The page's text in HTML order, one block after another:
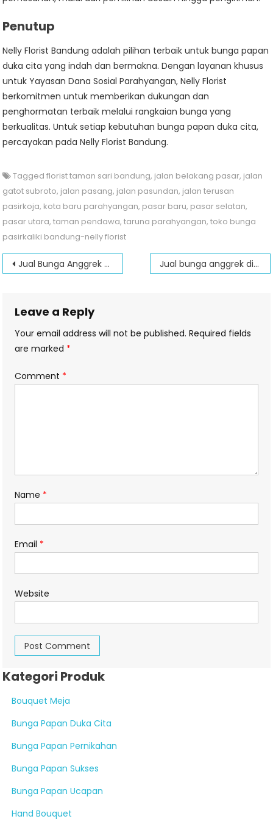
Penutup
Nelly Florist Bandung adalah pilihan terbaik untuk bunga papan
duka cita yang indah dan bermakna. Dengan layanan khusus
untuk Yayasan Dana Sosial Parahyangan, Nelly Florist
berkomitmen untuk memberikan dukungan dan
penghormatan terbaik melalui rangkaian bunga yang
berkualitas. Untuk setiap kebutuhan bunga papan duka cita,
percayakan pada Nelly Florist Bandung.
Taggedflorist taman sari bandung, jalan belakang pasar, jalan
gatot subroto, jalan pasang, jalan pasundan, jalan terusan
pasirkoja, kota baru parahyangan, pasar baru, pasar selatan,
pasar utara,taman pendawa,taruna parahyangan,toko bunga
pasirkaliki bandung-nelly florist
Post
Jual Bunga Anggrek di jalan Garuda Jual bunga anggrek di jalan Cihideung
Leave a Reply
Your email address will not be published. Required fields
are marked *
Comment *
Name *
Email *
Website
Kategori Produk
Bouquet Meja
Bunga Papan Duka Cita
Bunga Papan Pernikahan
Bunga Papan Sukses
Bunga Papan Ucapan
Hand Bouquet